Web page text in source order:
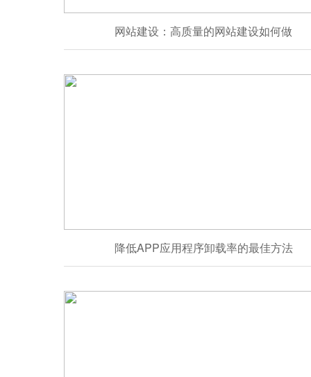
网站建设：高质量的网站建设如何做
降低APP应用程序卸载率的最佳方法